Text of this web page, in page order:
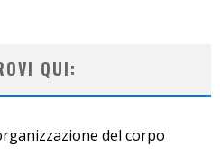
QUI:
del corpo